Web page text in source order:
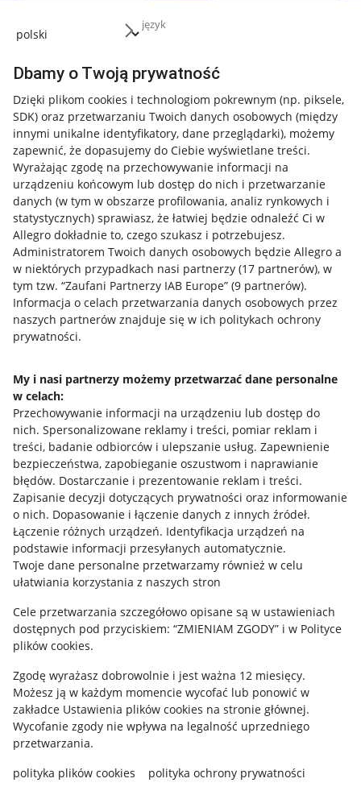
język
Dbamy o Twoją prywatność
Dzięki plikom cookies i technologiom pokrewnym (np. piksele,
SDK) oraz przetwarzaniu Twoich danych osobowych (między
innymi unikalne identyfikatory, dane przeglądarki), możemy
zapewnić, że dopasujemy do Ciebie wyświetlane treści.
Wyrażając zgodę na przechowywanie informacji na
urządzeniu końcowym lub dostęp do nich i przetwarzanie
danych (w tym w obszarze profilowania, analiz rynkowych i
statystycznych) sprawiasz, że łatwiej będzie odnaleźć Ci w
Allegro dokładnie to, czego szukasz i potrzebujesz.
Administratorem Twoich danych osobowych będzie Allegro a
w niektórych przypadkach nasi partnerzy (17 partnerów), w
tym tzw. “Zaufani Partnerzy IAB Europe” (9 partnerów).
Informacja o celach przetwarzania danych osobowych przez
naszych partnerów znajduje się w ich politykach ochrony
prywatności.
My i nasi partnerzy możemy przetwarzać dane personalne
w celach:
Przechowywanie informacji na urządzeniu lub dostęp do
nich. Spersonalizowane reklamy i treści, pomiar reklam i
treści, badanie odbiorców i ulepszanie usług. Zapewnienie
bezpieczeństwa, zapobieganie oszustwom i naprawianie
błędów. Dostarczanie i prezentowanie reklam i treści.
Zapisanie decyzji dotyczących prywatności oraz informowanie
o nich. Dopasowanie i łączenie danych z innych źródeł.
Łączenie różnych urządzeń. Identyfikacja urządzeń na
podstawie informacji przesyłanych automatycznie.
Twoje dane personalne przetwarzamy również w celu
ułatwiania korzystania z naszych stron
Cele przetwarzania szczegółowo opisane są w ustawieniach
dostępnych pod przyciskiem: “ZMIENIAM ZGODY” i w Polityce
plików cookies.
Zgodę wyrażasz dobrowolnie i jest ważna 12 miesięcy.
Możesz ją w każdym momencie wycofać lub ponowić w
zakładce Ustawienia plików cookies na stronie głównej.
Wycofanie zgody nie wpływa na legalność uprzedniego
przetwarzania.
polityka plików cookies
polityka ochrony prywatności
Napisz do nas
Allegro Gadane dla sprzedających
Allegro Gadane dla kupujących
Mapa miejscowości
Informacje prawne
Regulamin
Polityka plików "cookies"
Ustawienia plików "cookies"
Informacje dla Aktu o Usługach Cyfrowych
Pobierz aplikację
Korzystanie z serwisu oznacza akceptacjęregulaminu.